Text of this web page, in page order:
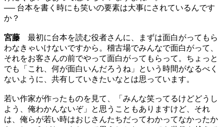
── 台本を書く時にも笑いの要素は大事にされているんです
か？
宮藤 最初に台本を読む役者さんに、まずは面白がってもら
わなきゃいけないですから。稽古場でみんなで面白がって、
それをお客さんの前でやって面白がってもらって。ちょっと
でも「これ、何が面白いんだろうね」という時間がなるべく
ないように、共有していきたいなとは思っています。
若い作家が作ったものを見て、「みんな笑ってるけどどうし
よう、俺わかんないぞ」と思うこともありますけど、それ
は、俺らが若い時はおじさんたちだってわかってなかったか